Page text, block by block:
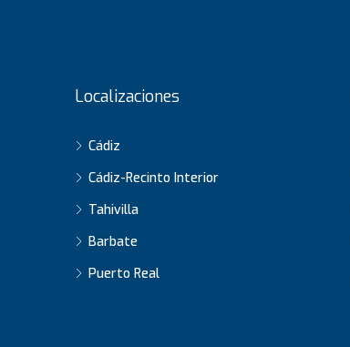
Localizaciones
Cádiz
Cádiz-Recinto Interior
Tahivilla
Barbate
Puerto Real